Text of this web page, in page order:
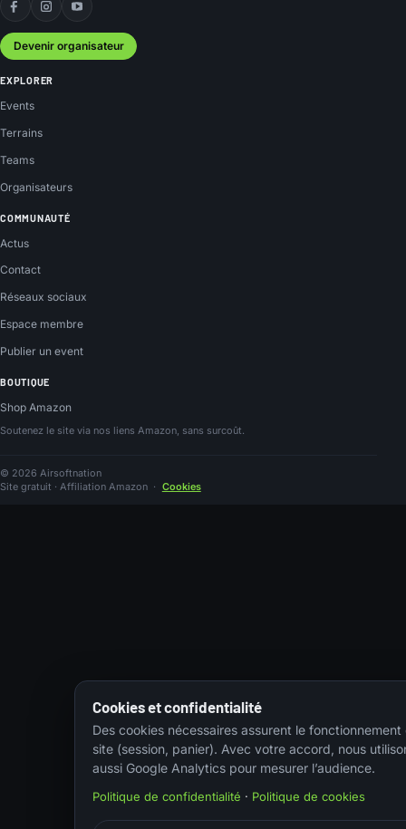
Facebook
Instagram
YouTube
Devenir organisateur
EXPLORER
Events
Terrains
Teams
Organisateurs
COMMUNAUTÉ
Actus
Contact
Réseaux sociaux
Espace membre
Publier un event
BOUTIQUE
Shop Amazon
Soutenez le site via nos liens Amazon, sans surcoût.
© 2026 Airsoftnation
Site gratuit · Affiliation Amazon · Cookies
Cookies et confidentialité
Des cookies nécessaires assurent le fonctionnement
site (session, panier). Avec votre accord, nous
aussi Google Analytics pour mesurer l’audience.
Politique de confidentialité · Politique de cookies